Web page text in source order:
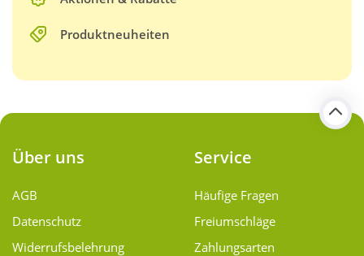
Produktneuheiten
Über uns
AGB
Datenschutz
Widerrufsbelehrung
Service
Häufige Fragen
Freiumschläge
Zahlungsarten